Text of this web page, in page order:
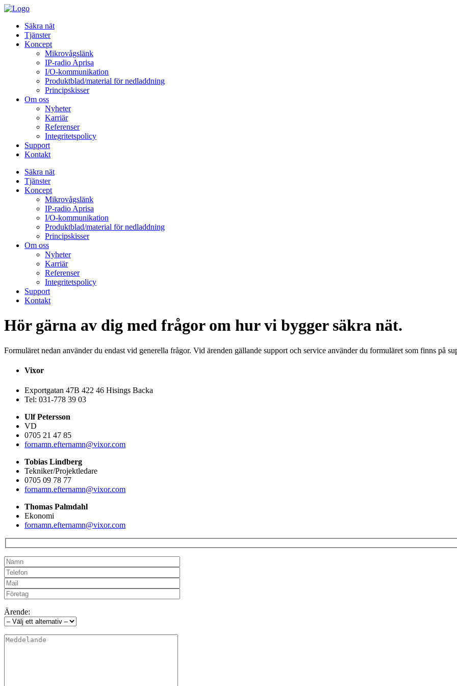
Säkra nät
Tjänster
Koncept
Mikrovågslänk
IP-radio Aprisa
I/O-kommunikation
Produktblad/material för nedladdning
Principskisser
Om oss
Nyheter
Karriär
Referenser
Integritetspolicy
Support
Kontakt
Säkra nät
Tjänster
Koncept
Mikrovågslänk
IP-radio Aprisa
I/O-kommunikation
Produktblad/material för nedladdning
Principskisser
Om oss
Nyheter
Karriär
Referenser
Integritetspolicy
Support
Kontakt
Hör gärna av dig med frågor om hur vi bygger säkra nät.
Formuläret nedan använder du endast vid generella frågor. Vid ärenden gällande support och service använder du formuläret som finns på
Vixor
Exportgatan 47B 422 46 Hisings Backa
Tel: 031-778 39 03
Ulf Petersson
VD
0705 21 47 85
fornamn.efternamn@vixor.com
Tobias Lindberg
Tekniker/Projektledare
0705 09 78 77
fornamn.efternamn@vixor.com
Thomas Palmdahl
Ekonomi
fornamn.efternamn@vixor.com
Ärende: